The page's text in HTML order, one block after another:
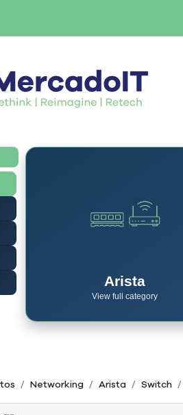
Arista
View full category
Networking Arista Switch